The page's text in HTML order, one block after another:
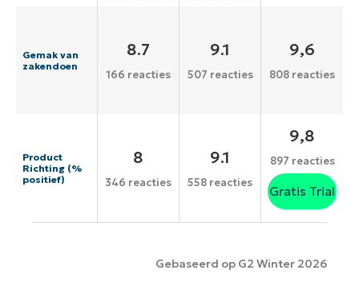
Gemak van
zakendoen
8.7
166 reacties
9.1
507 reacties
9,6
808 reacties
Product
Richting (%
positief)
8
346 reacties
9.1
558 reacties
9,8
897 reacties
Gratis Trial
Gebaseerd op G2 Winter 2026